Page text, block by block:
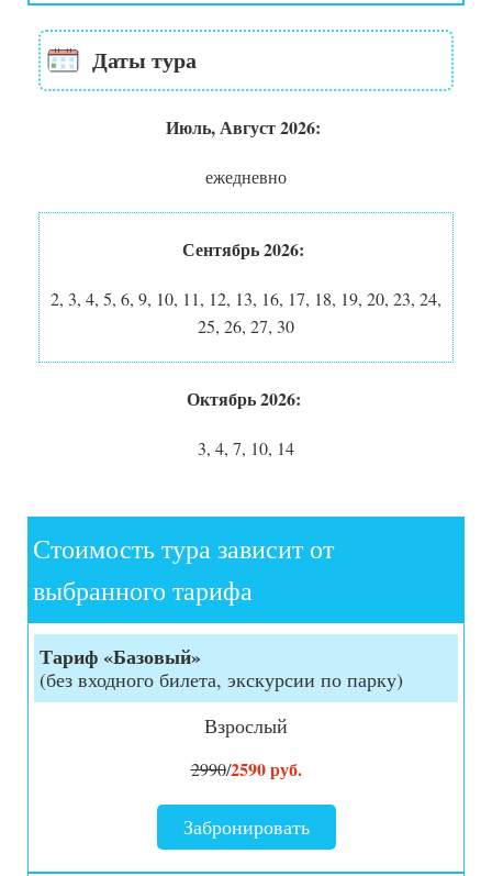
Даты тура
Июль, Август 2026:
ежедневно
Сентябрь 2026:
2, 3, 4, 5, 6, 9, 10, 11, 12, 13, 16, 17, 18, 19, 20, 23, 24,
25, 26, 27, 30
Октябрь 2026:
3, 4, 7, 10, 14
Стоимость тура зависит от
выбранного тарифа
Тариф «Базовый»
(без входного билета, экскурсии по парку)
Взрослый
2990/2590 руб.
Забронировать